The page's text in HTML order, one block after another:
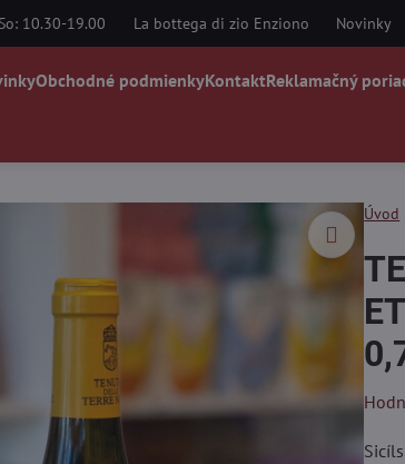
10.30-19.00 La bottega di zio Enziono Novinky
Obchodné podmienkyKontaktReklamačný
Úvod